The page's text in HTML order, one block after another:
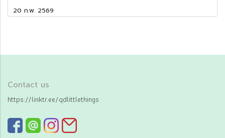
20 ก.พ. 2569
Contact us
https://linktr.ee/qdlittlethings